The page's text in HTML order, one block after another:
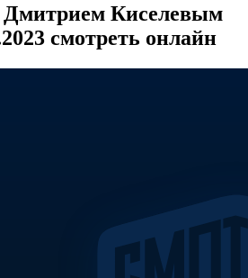
Дмитрием Киселевым
смотреть онлайн